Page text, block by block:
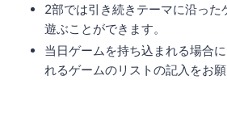
2部では引き続きテーマに沿った
遊ぶことができます。
当日ゲームを持ち込まれる場合
れるゲームのリストの記入をお願